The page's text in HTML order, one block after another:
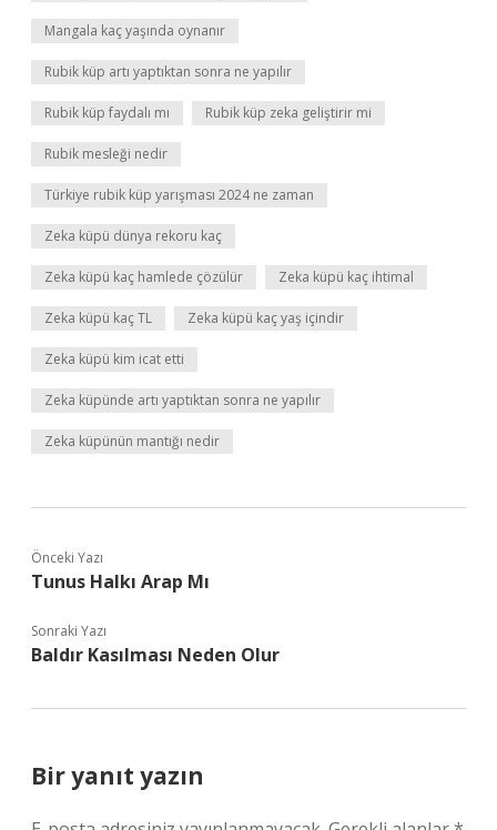
Mangala kaç yaşında oynanır
Rubik küp artı yaptıktan sonra ne yapılır
Rubik küp faydalı mı Rubik küp zeka geliştirir mi
Rubik mesleği nedir
Türkiye rubik küp yarışması 2024 ne zaman
Zeka küpü dünya rekoru kaç
Zeka küpü kaç hamlede çözülür Zeka küpü kaç ihtimal
Zeka küpü kaç TL Zeka küpü kaç yaş içindir
Zeka küpü kim icat etti
Zeka küpünde artı yaptıktan sonra ne yapılır
Zeka küpünün mantığı nedir
Önceki Yazı
Tunus Halkı Arap Mı
Sonraki Yazı
Baldır Kasılması Neden Olur
Bir yanıt yazın